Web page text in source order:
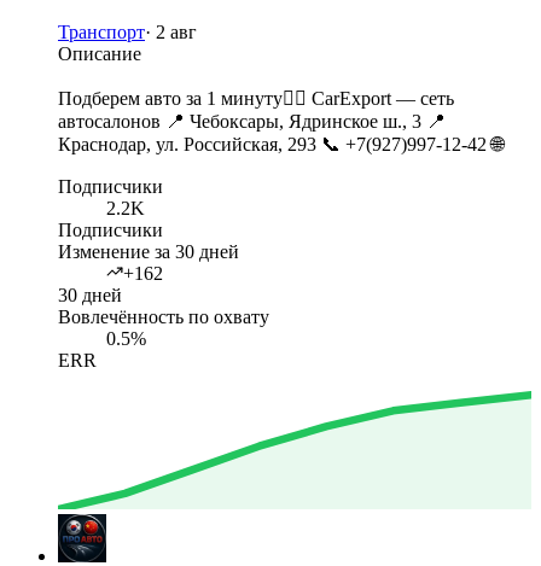
Транспорт· 2 авг
Описание
Подберем авто за 1 минуту👇🏻 CarExport — сеть
автосалонов 📍 Чебоксары, Ядринское ш., 3 📍
Краснодар, ул. Российская, 293 📞 +7(927)997-12-42 🌐
Подписчики
2.2K
Подписчики
Изменение за 30 дней
+162
30 дней
Вовлечённость по охвату
0.5%
ERR